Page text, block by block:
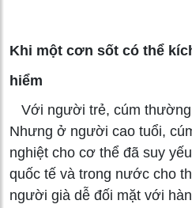
Khi một cơn sốt có thể
hiểm
Với người trẻ, cúm thường
Nhưng ở người cao tuổi,
nghiệt cho cơ thể đã suy
quốc tế và trong nước cho
người già dễ đối mặt với